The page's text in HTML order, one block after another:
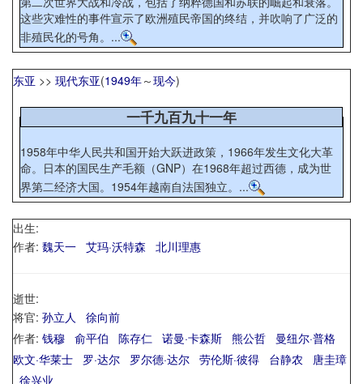
这些灾难性的事件宣示了欧洲殖民帝国的终结，并吹响了广泛的
非殖民化的号角。...
东亚 >> 现代东亚(1949年～现今)
一千九百九十一年
1958年中华人民共和国开始大跃进政策，1966年发生文化大革
命。日本的国民生产毛额（GNP）在1968年超过西德，成为世
界第二经济大国。1954年越南自法国独立。...
出生:
作者: 魏天一 艾玛·沃特森 北川理惠
逝世:
将官: 孙立人
徐向前
作者: 钱穆 俞平伯 陈存仁 诺曼·卡森斯 熊公哲
曼纽尔·普格
欧文·华莱士
罗·达尔 罗尔德·达尔 劳伦斯·彼得 台静农
唐圭璋
徐兴业